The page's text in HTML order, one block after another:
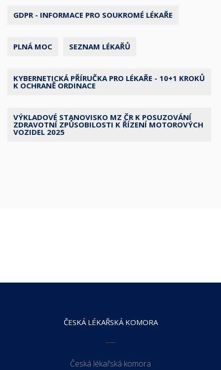
GDPR - INFORMACE PRO SOUKROMÉ LÉKAŘE
PLNÁ MOC SEZNAM LÉKAŘŮ
KYBERNETICKÁ PŘÍRUČKA PRO LÉKAŘE - 10+1 KROKŮ
K OCHRANĚ ORDINACE
VÝKLADOVÉ STANOVISKO MZ ČR K POSUZOVÁNÍ
ZDRAVOTNÍ ZPŮSOBILOSTI K ŘÍZENÍ MOTOROVÝCH
VOZIDEL 2025
ČESKÁ LÉKAŘSKÁ KOMORA
Česká lékařská komora